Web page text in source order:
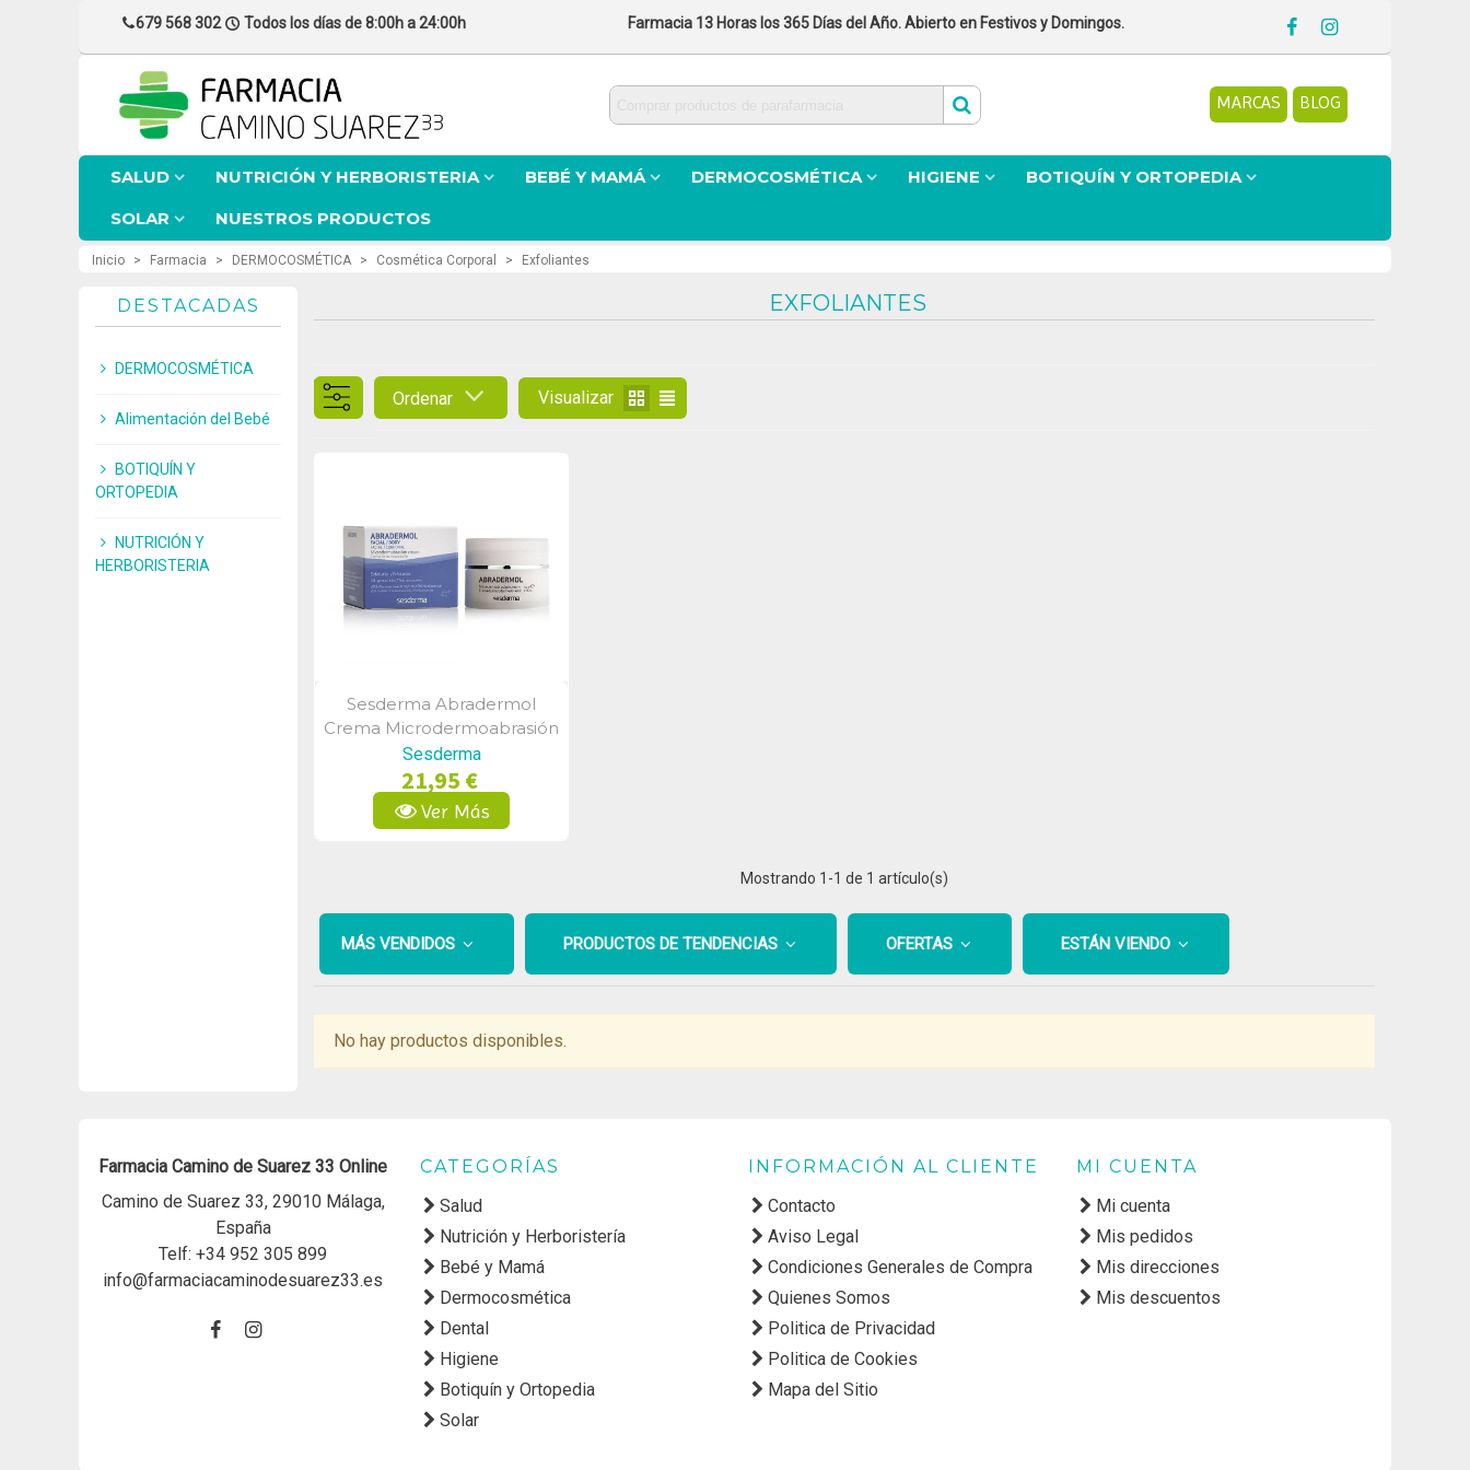
679 568 302 Todos los días de 8:00h a 24:00h Farmacia 13 Horas los 365 Días del Año. Abierto en Festivos y Domingos.
BLOG
MARCAS
SALUD NUTRICIÓN Y HERBORISTERIA BEBÉ Y MAMÁ DERMOCOSMÉTICA HIGIENE
BOTIQUÍN Y ORTOPEDIA
SOLAR
NUESTROS PRODUCTOS
Inicio > Farmacia > DERMOCOSMÉTICA > Cosmética Corporal > Exfoliantes
DESTACADAS
DERMOCOSMÉTICA
Alimentación del Bebé
BOTIQUÍN Y
ORTOPEDIA
NUTRICIÓN Y
HERBORISTERIA
EXFOLIANTES
Ordenar Visualizar
Vista Rápida
Sesderma Abradermol
Crema Microdermoabrasión
50gr
Sesderma
21,95 €
Ver Más
Mostrando 1 -1 de 1 artículo(s)
MÁS VENDIDOS PRODUCTOS DE TENDENCIAS OFERTAS ESTÁN VIENDO
No hay productos disponibles.
Farmacia Camino de Suarez 33 Online
Camino de Suarez 33, 29010 Málaga,
España
Telf: +34 952 305 899
info@farmaciacaminodesuarez33.es
CATEGORÍAS
Salud
Nutrición y Herboristería
Bebé y Mamá
Dermocosmética
Dental
Higiene
Botiquín y Ortopedia
Solar
INFORMACIÓN AL CLIENTE
Contacto
Aviso Legal
Condiciones Generales de Compra
Quienes Somos
Politica de Privacidad
Politica de Cookies
Mapa del Sitio
MI CUENTA
Mi cuenta
Mis pedidos
Mis direcciones
Mis descuentos